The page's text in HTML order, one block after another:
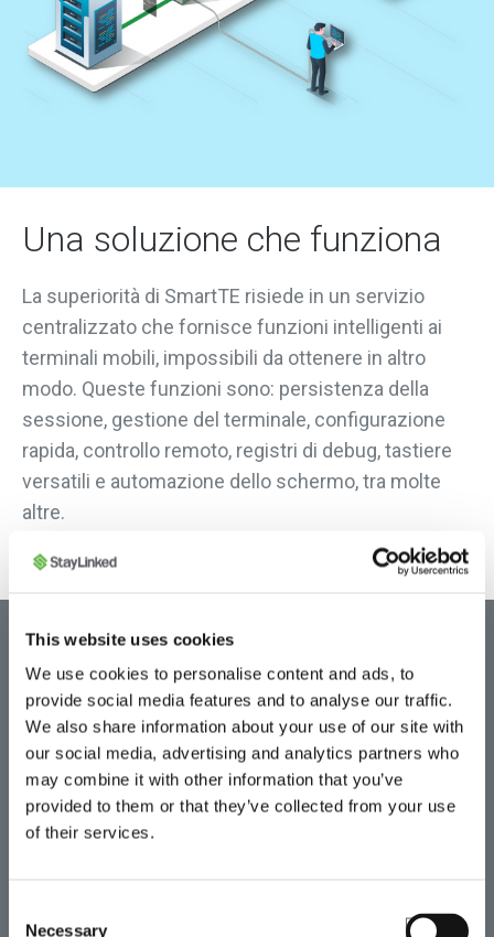
This website uses cookies
We use cookies to personalise content and ads, to
provide social media features and to analyse our traffic.
We also share information about your use of our site with
our social media, advertising and analytics partners who
may combine it with other information that you’ve
provided to them or that they’ve collected from your use
of their services.
Necessary
Una soluzione che funziona
La superiorità di SmartTE risiede in un servizio
centralizzato che fornisce funzioni intelligenti ai
terminali mobili, impossibili da ottenere in altro
modo. Queste funzioni sono: persistenza della
sessione, gestione del terminale, configurazione
rapida, controllo remoto, registri di debug, tastiere
versatili e automazione dello schermo, tra molte
altre.